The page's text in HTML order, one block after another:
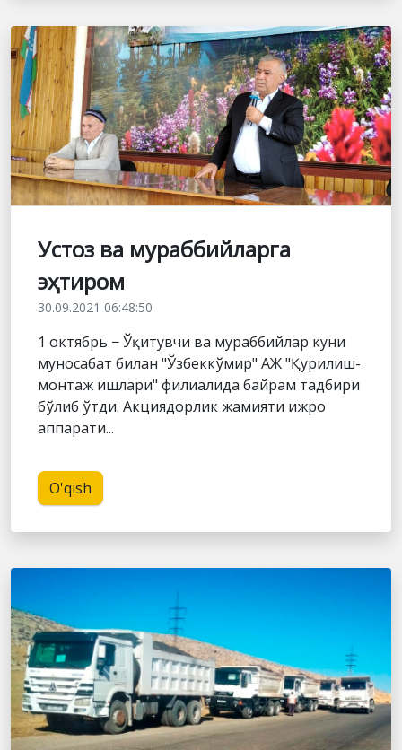
Устоз ва мураббийларга
эҳтиром
30.09.2021 06:48:50
1 октябрь − Ўқитувчи ва мураббийлар куни
муносабат билан "Ўзбеккўмир" АЖ "Қурилиш-
монтаж ишлари" филиалида байрам тадбири
бўлиб ўтди. Акциядорлик жамияти ижро
аппарати...
O'qish